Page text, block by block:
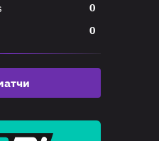
0
0